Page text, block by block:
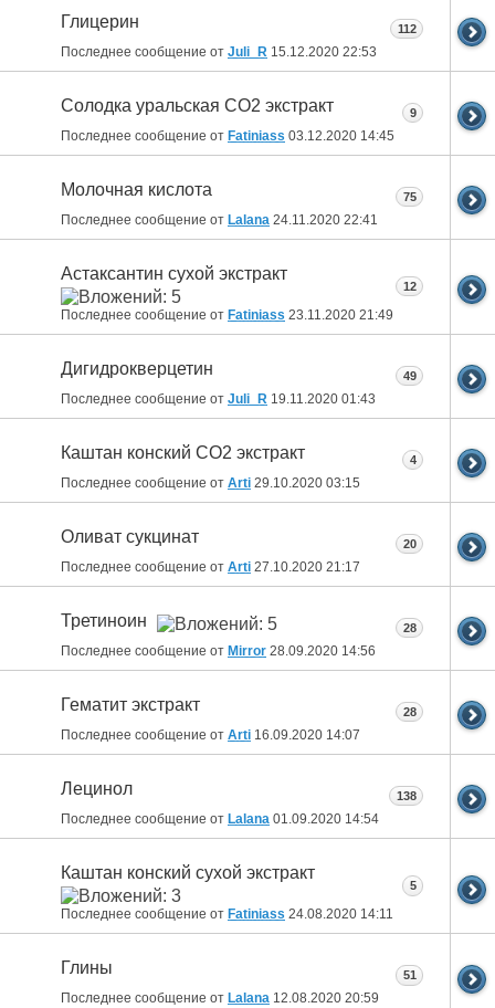
Глицерин
Последнее сообщение от Juli_R 15.12.2020 22:53
112
Солодка уральская СО2 экстракт
Последнее сообщение от Fatiniass 03.12.2020 14:45
9
Молочная кислота
Последнее сообщение от Lalana 24.11.2020 22:41
75
Астаксантин сухой экстракт
Последнее сообщение от Fatiniass 23.11.2020 21:49
12
Дигидрокверцетин
Последнее сообщение от Juli_R 19.11.2020 01:43
49
Каштан конский СО2 экстракт
Последнее сообщение от Arti 29.10.2020 03:15
4
Оливат сукцинат
Последнее сообщение от Arti 27.10.2020 21:17
20
Третиноин
Последнее сообщение от Mirror 28.09.2020 14:56
28
Гематит экстракт
Последнее сообщение от Arti 16.09.2020 14:07
28
Лецинол
Последнее сообщение от Lalana 01.09.2020 14:54
138
Каштан конский сухой экстракт
Последнее сообщение от Fatiniass 24.08.2020 14:11
5
Глины
Последнее сообщение от Lalana 12.08.2020 20:59
51